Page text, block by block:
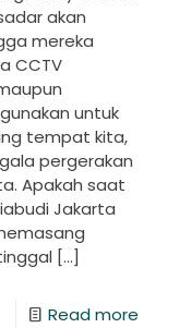
akan
mereka
CCTV
untuk
tempat kita,
pergerakan
Apakah saat
Jakarta
[…]
Read more